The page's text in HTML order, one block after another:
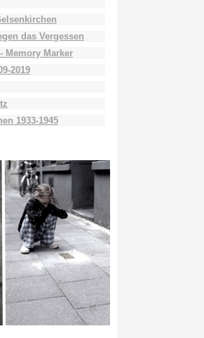
das Vergessen
Memory Marker
2019
1933-1945